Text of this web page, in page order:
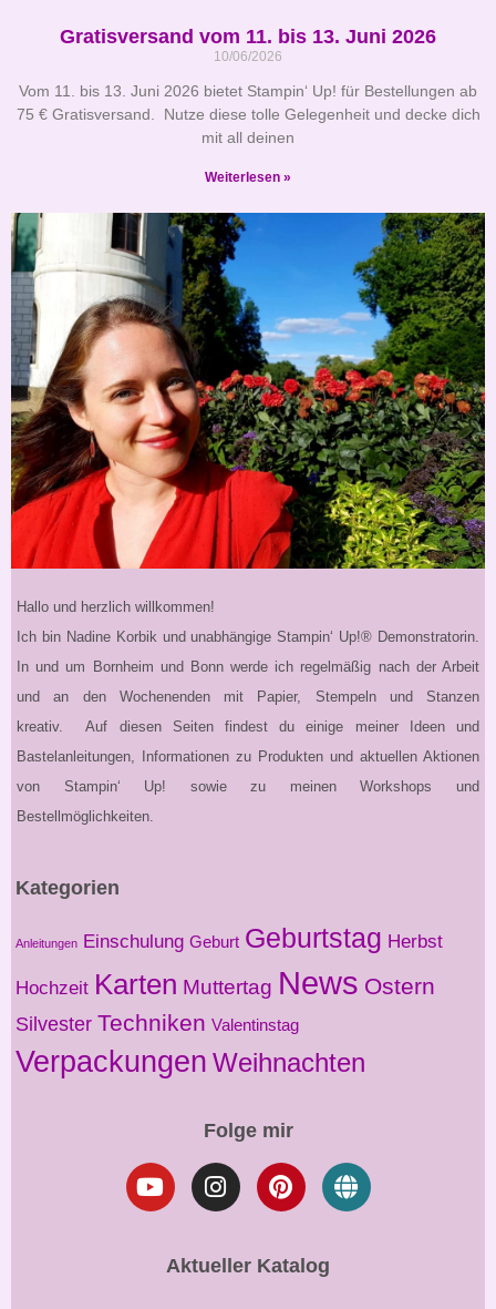
Gratisversand vom 11. bis 13. Juni 2026
10/06/2026
Vom 11. bis 13. Juni 2026 bietet Stampin‘ Up! für Bestellungen ab
75 € Gratisversand. Nutze diese tolle Gelegenheit und decke dich
mit all deinen
Weiterlesen »
Hallo und herzlich willkommen!
Ich bin Nadine Korbik und unabhängige Stampin‘ Up!® Demonstratorin.
In und um Bornheim und Bonn werde ich regelmäßig nach der Arbeit
und an den Wochenenden mit Papier, Stempeln und Stanzen
kreativ. Auf diesen Seiten findest du einige meiner Ideen und
Bastelanleitungen, Informationen zu Produkten und aktuellen Aktionen
von Stampin‘ Up! sowie zu meinen Workshops und
Bestellmöglichkeiten.
Kategorien
Anleitungen Einschulung Geburt Geburtstag Herbst
Hochzeit Karten Muttertag News Ostern
Silvester Techniken Valentinstag
Verpackungen Weihnachten
Folge mir
Aktueller Katalog